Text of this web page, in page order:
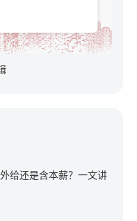
给还是含本薪？一文讲